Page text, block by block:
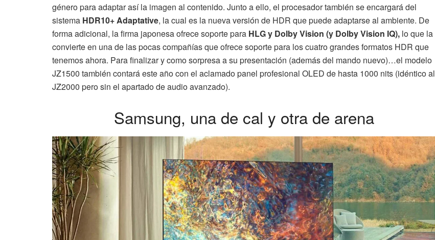
género para adaptar así la imagen al contenido. Junto a ello, el procesador también se encargará del
sistema HDR10+ Adaptative, la cual es la nueva versión de HDR que puede adaptarse al ambiente. De
forma adicional, la firma japonesa ofrece soporte para HLG y Dolby Vision (y Dolby Vision IQ), lo que la
convierte en una de las pocas compañías que ofrece soporte para los cuatro grandes formatos HDR que
tenemos ahora. Para finalizar y como sorpresa a su presentación (además del mando nuevo)…el modelo
JZ1500 también contará este año con el aclamado panel profesional OLED de hasta 1000 nits (idéntico al
JZ2000 pero sin el apartado de audio avanzado).
Samsung, una de cal y otra de arena